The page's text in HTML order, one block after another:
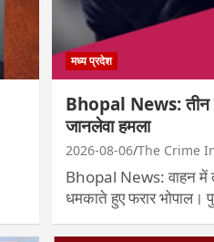
मध्य प्रदेश
Bhopal News: तीन
जानलेवा हमला
2026-08-06 The Crime
Bhopal News: वाहन में
धमकाते हुए फरार भोपाल।